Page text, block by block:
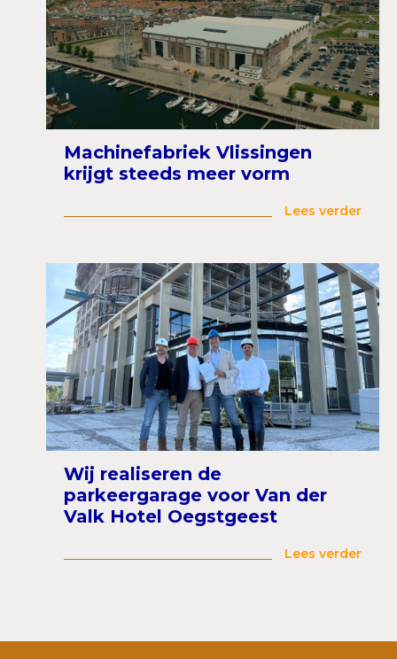
Machinefabriek Vlissingen
krijgt steeds meer vorm
Lees verder
Wij realiseren de
parkeergarage voor Van der
Valk Hotel Oegstgeest
Lees verder